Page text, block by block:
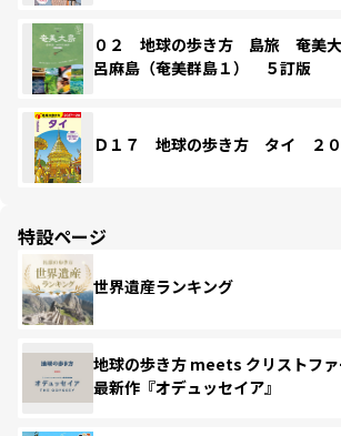
０２ 地球の歩き方 島旅 奄美
呂麻島（奄美群島１） ５訂版
Ｄ１７ 地球の歩き方 タイ ２０
特設ページ
世界遺産ランキング
地球の歩き方 meets クリストフ
最新作『オデュッセイア』